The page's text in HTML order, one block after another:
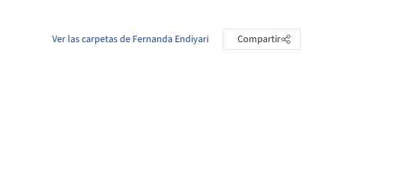
Ver las carpetas de Fernanda Endiyari Compartir